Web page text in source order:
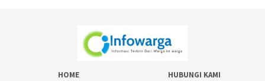
HOME
HUBUNGI KAMI